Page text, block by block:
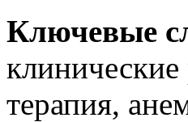
Ключевые
терапия,